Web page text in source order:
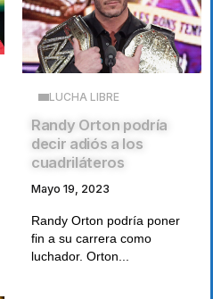
LUCHA LIBRE
Randy Orton podría
decir adiós a los
cuadriláteros
Mayo 19, 2023
Randy Orton podría poner
fin a su carrera como
luchador. Orton...